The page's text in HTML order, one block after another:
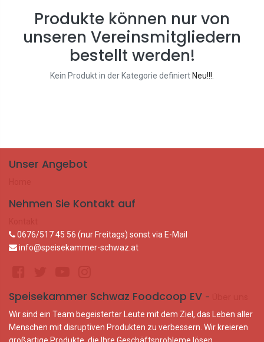
Produkte können nur von
unseren Vereinsmitgliedern
bestellt werden!
Kein Produkt in der Kategorie definiert Neu!!!
Unser Angebot
Nehmen Sie Kontakt auf
0676/517 45 56 (nur Freitags) sonst via E-Mail
info@speisekammer-schwaz.at
Speisekammer Schwaz Foodcoop EV -
Wir sind ein Team begeisterter Leute mit dem Ziel, das Leben aller
Menschen mit disruptiven Produkten zu verbessern. Wir kreieren